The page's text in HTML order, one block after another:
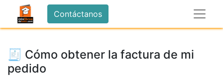
Contáctanos
🧾 Cómo obtener la factura de mi
pedido